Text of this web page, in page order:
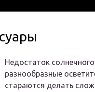
Недостаток
разнообразные
стараются делать